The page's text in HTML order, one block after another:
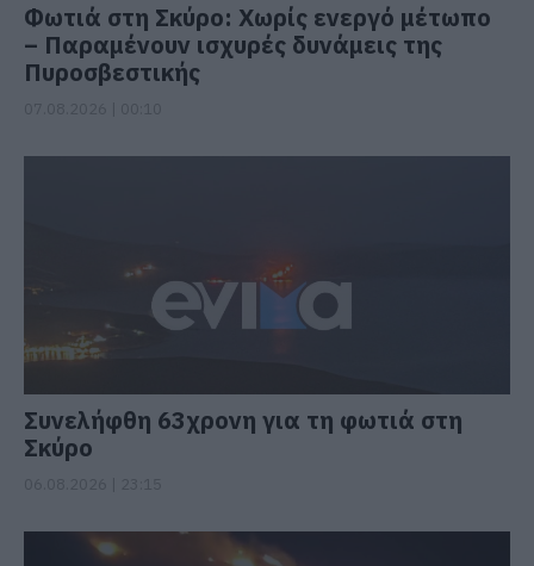
Φωτιά στη Σκύρο: Χωρίς ενεργό μέτωπο
– Παραμένουν ισχυρές δυνάμεις της
Πυροσβεστικής
Συνελήφθη 63χρονη για τη φωτιά στη
Σκύρο